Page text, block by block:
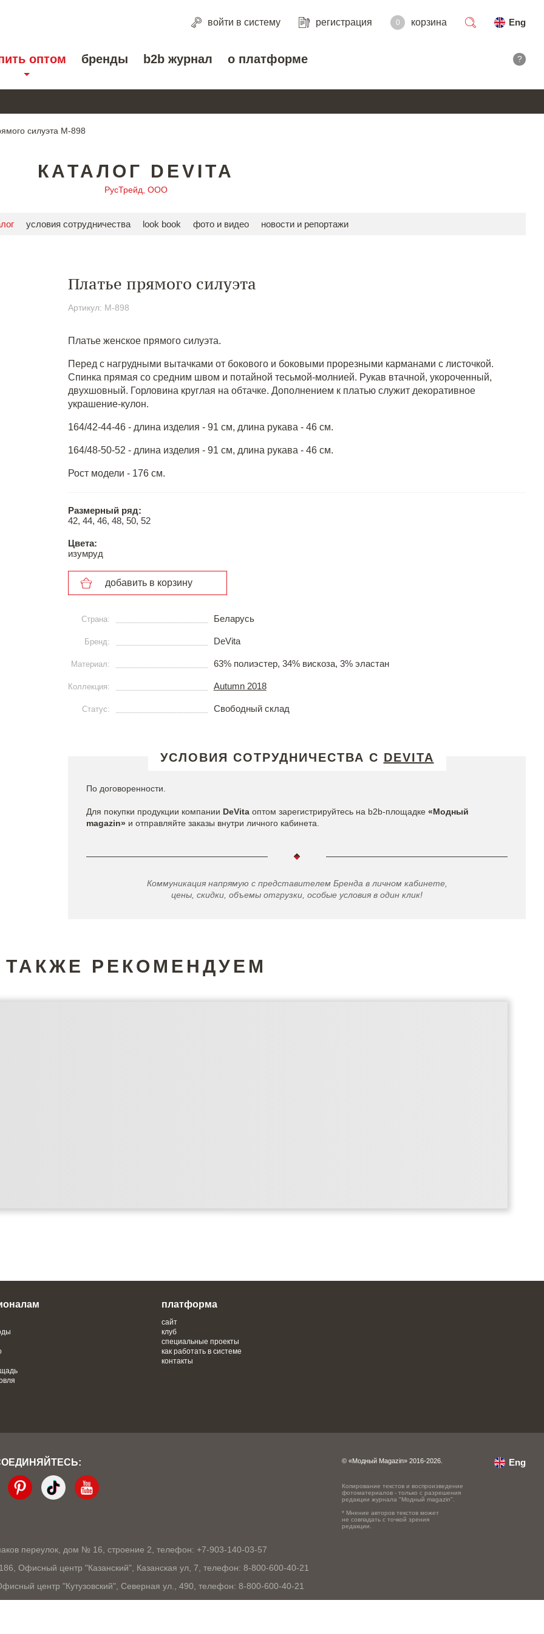
войти в систему регистрация 0 корзина
Eng
оптом бренды b2b журнал о платформе ?
силуэта М-898
КАТАЛОГ DEVITA
РусТрейд, ООО
условия сотрудничества look book фото и видео новости и репортажи
Платье прямого силуэта
Артикул: М-898
Платье женское прямого силуэта.
Перед с нагрудными вытачками от бокового и боковыми прорезными карманами с листочкой.
Спинка прямая со средним швом и потайной тесьмой-молнией. Рукав втачной, укороченный,
двухшовный. Горловина круглая на обтачке. Дополнением к платью служит декоративное
украшение-кулон.
164/42-44-46 - длина изделия - 91 см, длина рукава - 46 см.
164/48-50-52 - длина изделия - 91 см, длина рукава - 46 см.
Рост модели - 176 см.
Размерный ряд:
42, 44, 46, 48, 50, 52
Цвета:
изумруд
добавить в корзину
Страна: Беларусь
Бренд: DeVita
Материал: 63% полиэстер, 34% вискоза, 3% эластан
Коллекция: Autumn 2018
Статус: Свободный склад
УСЛОВИЯ СОТРУДНИЧЕСТВА С DEVITA
По договоренности.
Для покупки продукции компании DeVita​ оптом зарегистрируйтесь на b2b-площадке «Модный
magazin» и отправляйте заказы внутри личного кабинета.
Коммуникация напрямую с представителем Бренда в личном кабинете,
цены, скидки, объемы отгрузки, особые условия в один клик!
ТАКЖЕ РЕКОМЕНДУЕМ
платформа
сайт
клуб
специальные проекты
как работать в системе
контакты
переулок, дом № 16, строение 2, телефон: +7-903-140-03-57
Офисный центр "Казанский", Казанская ул, 7, телефон: 8-800-600-40-21
центр "Кутузовский", Северная ул., 490, телефон: 8-800-600-40-21
© «Модный Magazin» 2016-2026.
Копирование текстов и воспроизведение
фотоматериалов - только с разрешения
редакции журнала "Модный magazin".
* Мнение авторов текстов может
не совпадать с точкой зрения
редакции.
Eng